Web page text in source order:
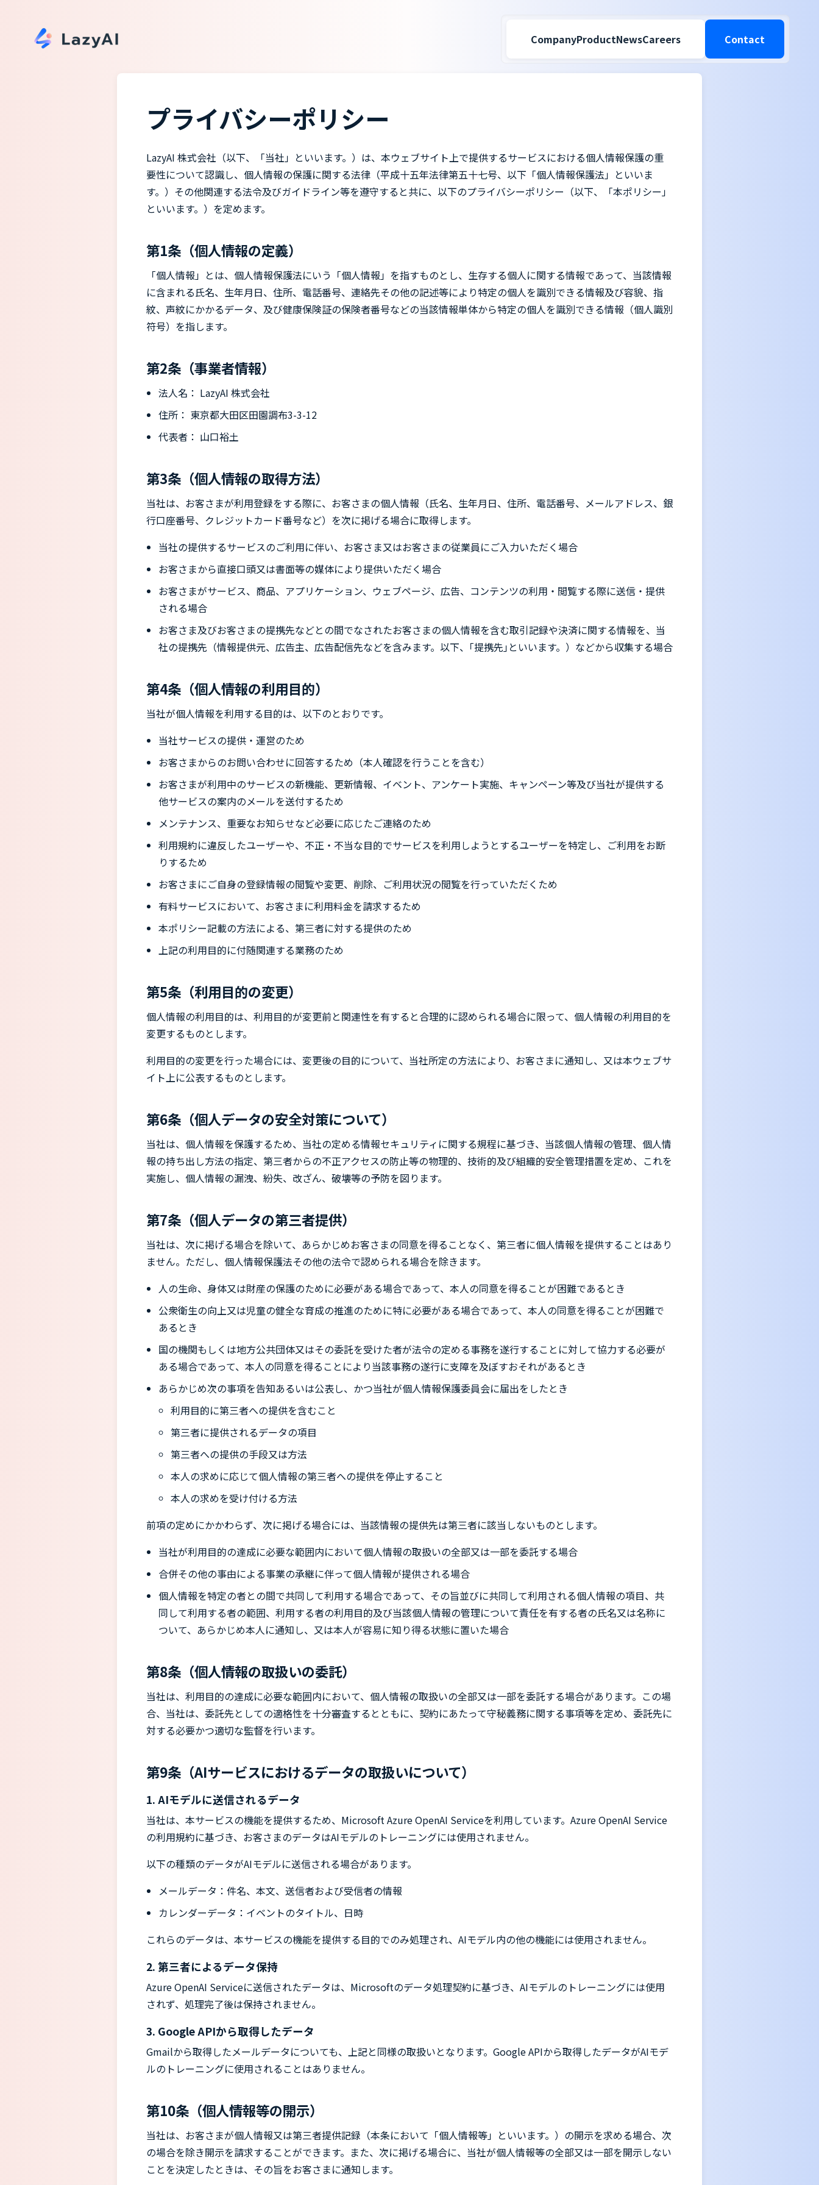
CompanyProductNewsCareers Contact
プライバシーポリシー
LazyAI 株式会社（以下、「当社」といいます。）は、本ウェブサイト上で提供するサービスにおける個人情報保護の重
要性について認識し、個人情報の保護に関する法律（平成十五年法律第五十七号、以下「個人情報保護法」といいま
す。）その他関連する法令及びガイドライン等を遵守すると共に、以下のプライバシーポリシー（以下、「本ポリシー」
といいます。）を定めます。
第1条（個人情報の定義）
「個人情報」とは、個人情報保護法にいう「個人情報」を指すものとし、生存する個人に関する情報であって、当該情報
に含まれる氏名、生年月日、住所、電話番号、連絡先その他の記述等により特定の個人を識別できる情報及び容貌、指
紋、声紋にかかるデータ、及び健康保険証の保険者番号などの当該情報単体から特定の個人を識別できる情報（個人識別
符号）を指します。
第2条（事業者情報）
法人名： LazyAI 株式会社
住所： 東京都大田区田園調布3-3-12
代表者： 山口裕土
第3条（個人情報の取得方法）
当社は、お客さまが利用登録をする際に、お客さまの個人情報（氏名、生年月日、住所、電話番号、メールアドレス、銀
行口座番号、クレジットカード番号など）を次に掲げる場合に取得します。
当社の提供するサービスのご利用に伴い、お客さま又はお客さまの従業員にご入力いただく場合
お客さまから直接口頭又は書面等の媒体により提供いただく場合
お客さまがサービス、商品、アプリケーション、ウェブページ、広告、コンテンツの利用・閲覧する際に送信・提供
される場合
お客さま及びお客さまの提携先などとの間でなされたお客さまの個人情報を含む取引記録や決済に関する情報を、当
社の提携先（情報提供元、広告主、広告配信先などを含みます。以下、｢提携先｣といいます。）などから収集する場合
第4条（個人情報の利用目的）
当社が個人情報を利用する目的は、以下のとおりです。
当社サービスの提供・運営のため
お客さまからのお問い合わせに回答するため（本人確認を行うことを含む）
お客さまが利用中のサービスの新機能、更新情報、イベント、アンケート実施、キャンペーン等及び当社が提供する
他サービスの案内のメールを送付するため
メンテナンス、重要なお知らせなど必要に応じたご連絡のため
利用規約に違反したユーザーや、不正・不当な目的でサービスを利用しようとするユーザーを特定し、ご利用をお断
りするため
お客さまにご自身の登録情報の閲覧や変更、削除、ご利用状況の閲覧を行っていただくため
有料サービスにおいて、お客さまに利用料金を請求するため
本ポリシー記載の方法による、第三者に対する提供のため
上記の利用目的に付随関連する業務のため
第5条（利用目的の変更）
個人情報の利用目的は、利用目的が変更前と関連性を有すると合理的に認められる場合に限って、個人情報の利用目的を
変更するものとします。
利用目的の変更を行った場合には、変更後の目的について、当社所定の方法により、お客さまに通知し、又は本ウェブサ
イト上に公表するものとします。
第6条（個人データの安全対策について）
当社は、個人情報を保護するため、当社の定める情報セキュリティに関する規程に基づき、当該個人情報の管理、個人情
報の持ち出し方法の指定、第三者からの不正アクセスの防止等の物理的、技術的及び組織的安全管理措置を定め、これを
実施し、個人情報の漏洩、紛失、改ざん、破壊等の予防を図ります。
第7条（個人データの第三者提供）
当社は、次に掲げる場合を除いて、あらかじめお客さまの同意を得ることなく、第三者に個人情報を提供することはあり
ません。ただし、個人情報保護法その他の法令で認められる場合を除きます。
人の生命、身体又は財産の保護のために必要がある場合であって、本人の同意を得ることが困難であるとき
公衆衛生の向上又は児童の健全な育成の推進のために特に必要がある場合であって、本人の同意を得ることが困難で
あるとき
国の機関もしくは地方公共団体又はその委託を受けた者が法令の定める事務を遂行することに対して協力する必要が
ある場合であって、本人の同意を得ることにより当該事務の遂行に支障を及ぼすおそれがあるとき
あらかじめ次の事項を告知あるいは公表し、かつ当社が個人情報保護委員会に届出をしたとき
利用目的に第三者への提供を含むこと
第三者に提供されるデータの項目
第三者への提供の手段又は方法
本人の求めに応じて個人情報の第三者への提供を停止すること
本人の求めを受け付ける方法
前項の定めにかかわらず、次に掲げる場合には、当該情報の提供先は第三者に該当しないものとします。
当社が利用目的の達成に必要な範囲内において個人情報の取扱いの全部又は一部を委託する場合
合併その他の事由による事業の承継に伴って個人情報が提供される場合
個人情報を特定の者との間で共同して利用する場合であって、その旨並びに共同して利用される個人情報の項目、共
同して利用する者の範囲、利用する者の利用目的及び当該個人情報の管理について責任を有する者の氏名又は名称に
ついて、あらかじめ本人に通知し、又は本人が容易に知り得る状態に置いた場合
第8条（個人情報の取扱いの委託）
当社は、利用目的の達成に必要な範囲内において、個人情報の取扱いの全部又は一部を委託する場合があります。この場
合、当社は、委託先としての適格性を十分審査するとともに、契約にあたって守秘義務に関する事項等を定め、委託先に
対する必要かつ適切な監督を行います。
第9条（AIサービスにおけるデータの取扱いについて）
1. AIモデルに送信されるデータ
当社は、本サービスの機能を提供するため、Microsoft Azure OpenAI Serviceを利用しています。Azure OpenAI Service
の利用規約に基づき、お客さまのデータはAIモデルのトレーニングには使用されません。
以下の種類のデータがAIモデルに送信される場合があります。
メールデータ：件名、本文、送信者および受信者の情報
カレンダーデータ：イベントのタイトル、日時
これらのデータは、本サービスの機能を提供する目的でのみ処理され、AIモデル内の他の機能には使用されません。
2. 第三者によるデータ保持
Azure OpenAI Serviceに送信されたデータは、Microsoftのデータ処理契約に基づき、AIモデルのトレーニングには使用
されず、処理完了後は保持されません。
3. Google APIから取得したデータ
Gmailから取得したメールデータについても、上記と同様の取扱いとなります。Google APIから取得したデータがAIモデ
ルのトレーニングに使用されることはありません。
第10条（個人情報等の開示）
当社は、お客さまが個人情報又は第三者提供記録（本条において「個人情報等」といいます。）の開示を求める場合、次
の場合を除き開示を請求することができます。また、次に掲げる場合に、当社が個人情報等の全部又は一部を開示しない
ことを決定したときは、その旨をお客さまに通知します。